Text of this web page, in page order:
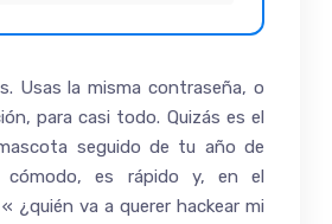
Usas la misma contraseña, o
para casi todo. Quizás es el
seguido de tu año de
cómodo, es rápido y, en el
¿quién va a querer hackear mi